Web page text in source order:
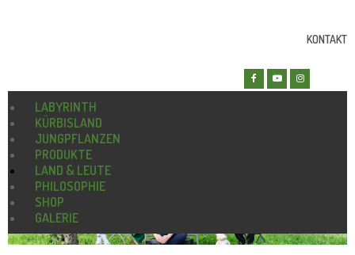
KONTAKT
LABYRINTH
KÜRBISLAND
JUNGPFLANZEN
PRODUKTE
LAND & LEUTE
PHILOSOPHIE
SHOP
GALERIE